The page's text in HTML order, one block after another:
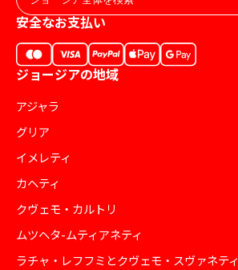
安全なお支払い
ジョージアの地域
アジャラ
グリア
イメレティ
カヘティ
クヴェモ・カルトリ
ムツヘタ-ムティアネティ
ラチャ・レフフミとクヴェモ・スヴァネティ